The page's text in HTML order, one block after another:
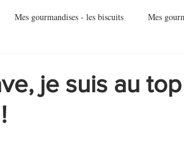
Mes gourmandises - les biscuits Mes
je suis au